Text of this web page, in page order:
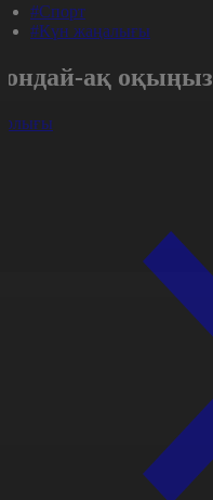
#Спорт
#Күн жаңалығы
ақ оқыңыз